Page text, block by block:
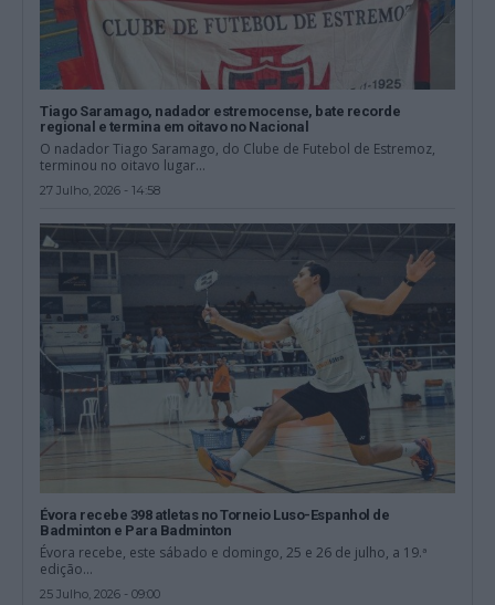
Tiago Saramago, nadador estremocense, bate recorde
regional e termina em oitavo no Nacional
O nadador Tiago Saramago, do Clube de Futebol de Estremoz,
terminou no oitavo lugar...
27 Julho, 2026 - 14:58
Évora recebe 398 atletas no Torneio Luso-Espanhol de
Badminton e Para Badminton
Évora recebe, este sábado e domingo, 25 e 26 de julho, a 19.ª
edição...
25 Julho, 2026 - 09:00